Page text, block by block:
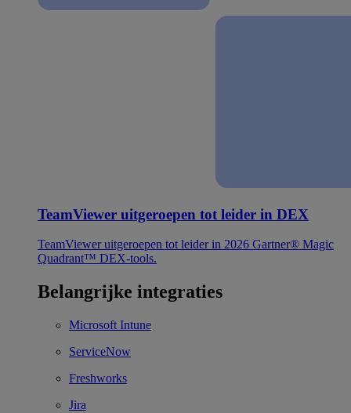
TeamViewer uitgeroepen tot leider in DEX
TeamViewer uitgeroepen tot leider in 2026 Gartner® Magic
Quadrant™ DEX-tools.
Belangrijke integraties
Microsoft Intune
ServiceNow
Freshworks
Jira